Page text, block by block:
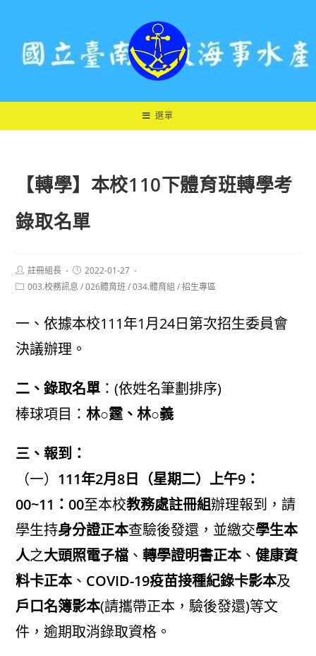
選單
【轉學】本校110下體育班轉學考
錄取名單
Post
author:
註冊組長
Post
published:
2022-01-27
Post003.校務訊息 / 026體育班 / 034.體育組 / 招生專區
一、依據本校111年1月24日第次招生委員會
決議辦理。
二、錄取名單 ：(依姓名筆劃排序)
棒球項目：林○霆、林○義
三、報到：
（一） 111年2月8日（星期二）上午9：
00~11：00至本校教務處註冊組辦理報到，請
學生持身分證正本查驗後發還，並繳交學生本
人之大頭照電子檔 、轉學證明書正本、健康資
料卡正本、 COVID-19疫苗接種紀錄卡影本及
戶口名簿影本(請攜帶正本，驗後發還)等文
件，逾期取消錄取資格。